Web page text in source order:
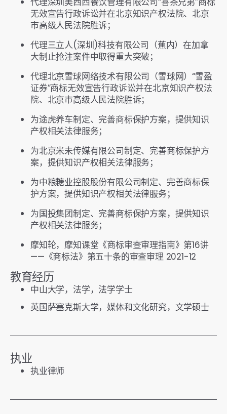
无效宣告行政诉讼并在北京知识产权法院、北京
市高级人民法院胜诉；
代理三立人(深圳)科技有限公司（蕉内）在加拿
大制止抢注案件中取得重大突破；
代理北京雪球网络技术有限公司（雪球网）“雪盈
证券”商标无效宣告行政诉讼并在北京知识产权法
院、北京市高级人民法院胜诉；
为途虎养车制定、完善商标保护方案，提供知识
产权相关法律服务；
为北京米未传媒有限公司制定、完善商标保护方
案，提供知识产权相关法律服务；
为中粮糖业控股股份有限公司制定、完善商标保
护方案，提供知识产权相关法律服务；
为国投集团制定、完善商标保护方案，提供知识
产权相关法律服务；
摩知轮，摩知课堂《商标审查审理指南》第16讲
——《商标法》第五十条的审查审理 2021-12
教育经历
中山大学，法学，法学学士
英国萨塞克斯大学，媒体和文化研究，文学硕士
执业
执业律师